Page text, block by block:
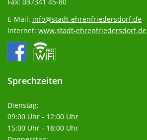
E-Mail: info@stadt-ehrenfriedersdorf.de
Internet: www.stadt-ehrenfriedersdorf.de
Sprechzeiten
Dienstag:
09:00 Uhr - 12:00 Uhr
15:00 Uhr - 18:00 Uhr